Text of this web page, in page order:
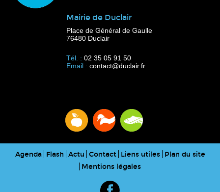
Mairie de Duclair
Place de Général de Gaulle
76480 Duclair
Tél. : 02 35 05 91 50
Email : contact@duclair.fr
Agenda Flash Actu Contact Liens utiles
Plan du site
Mentions légales